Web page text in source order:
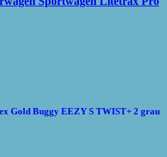
Gold Buggy EEZY S TWIST+ 2 grau